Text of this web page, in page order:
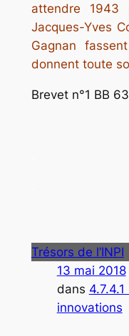
attendre 1943
Jacques-Yves
Gagnan
donnent toute
Brevet n°1 BB
Trésors de l’INPI
13 mai 2018
dans
innovations